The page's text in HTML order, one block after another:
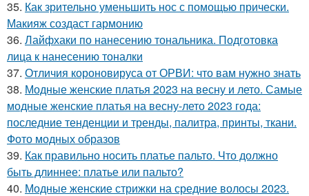
35. Как зрительно уменьшить нос с помощью прически.
Макияж создаст гармонию
36. Лайфхаки по нанесению тональника. Подготовка
лица к нанесению тоналки
37. Отличия короновируса от ОРВИ: что вам нужно знать
38. Модные женские платья 2023 на весну и лето. Самые
модные женские платья на весну-лето 2023 года:
последние тенденции и тренды, палитра, принты, ткани.
Фото модных образов
39. Как правильно носить платье пальто. Что должно
быть длиннее: платье или пальто?
40. Модные женские стрижки на средние волосы 2023.